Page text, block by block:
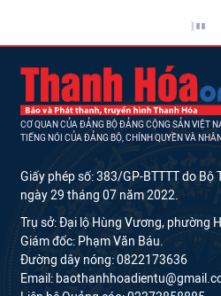
CƠ QUAN CỦA ĐẢNG BỘ ĐẢNG CỘNG SẢN VIỆT
TIẾNG NÓI CỦA ĐẢNG BỘ, CHÍNH QUYỀN VÀ
Giấy phép số: 383/GP-BTTTT do Bộ
ngày 29 tháng 07 năm 2022.
Trụ sở: Đại lộ Hùng Vương, phường
Giám đốc: Phạm Văn Báu.
Đường dây nóng: 0822173636
Email: